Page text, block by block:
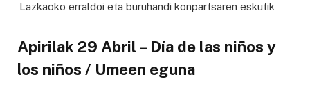
Lazkaoko erraldoi eta buruhandi konpartsaren eskutik
Apirilak 29 Abril – Día de las niños y
los niños / Umeen eguna